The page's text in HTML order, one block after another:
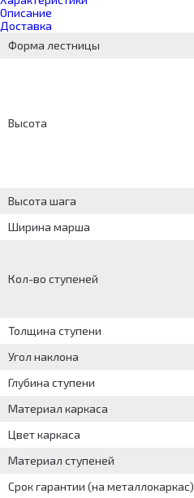
Описание
Доставка
Форма лестницы
Высота
Высота шага
Ширина марша
Кол-во ступеней
Толщина ступени
Угол наклона
Глубина ступени
Материал каркаса
Цвет каркаса
Материал ступеней
Срок гарантии (на металлокаркас)